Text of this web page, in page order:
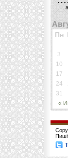
Пн
«
3
10
17
24
31